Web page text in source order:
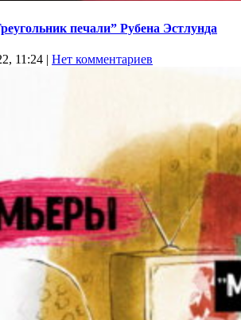
печали” Рубена Эстлунда
11:24 | Нет комментариев